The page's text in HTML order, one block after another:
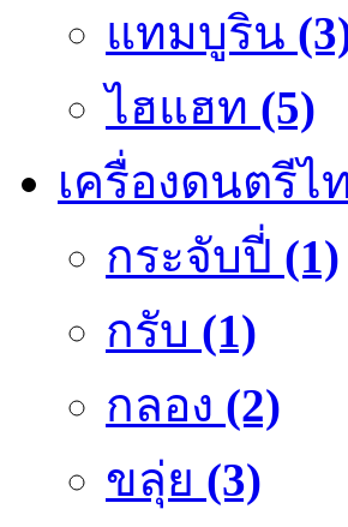
แทมบูริน
ไฮแฮท (5)
เครื่องดนตรีไ
กระจับปี่ (1)
กรับ (1)
กลอง (2)
ขลุ่ย (3)